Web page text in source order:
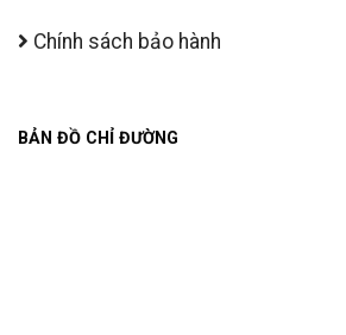
Chính sách bảo hành
BẢN ĐỒ CHỈ ĐƯỜNG